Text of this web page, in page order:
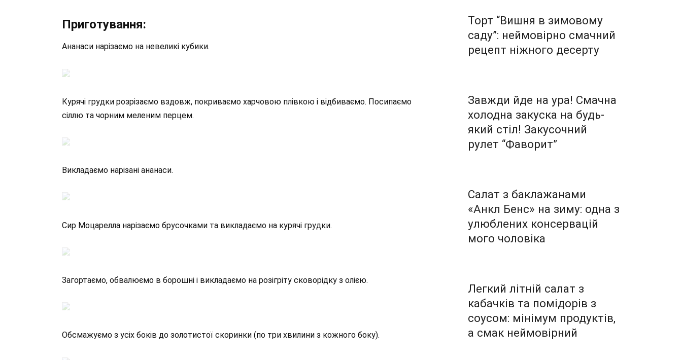
Приготування:
Ананаси нарізаємо на невеликі кубики.
Курячі грудки розрізаємо вздовж, покриваємо харчовою плівкою і відбиваємо. Посипаємо
сіллю та чорним меленим перцем.
Викладаємо нарізані ананаси.
Сир Моцарелла нарізаємо брусочками та викладаємо на курячі грудки.
Загортаємо, обвалюємо в борошні і викладаємо на розігріту сковорідку з олією.
Обсмажуємо з усіх боків до золотистої скоринки (по три хвилини з кожного боку).
Торт “Вишня в зимовому
саду”: неймовірно смачний
рецепт ніжного десерту
Завжди йде на ура! Смачна
холодна закуска на будь-
який стіл! Закусочний
рулет “Фаворит”
Салат з баклажанами
«Анкл Бенс» на зиму: одна з
улюблених консервацій
мого чоловіка
Легкий літній салат з
кабачків та помідорів з
соусом: мінімум продуктів,
а смак неймовірний